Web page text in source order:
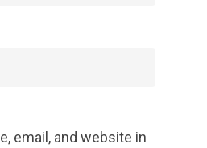
email, and website in